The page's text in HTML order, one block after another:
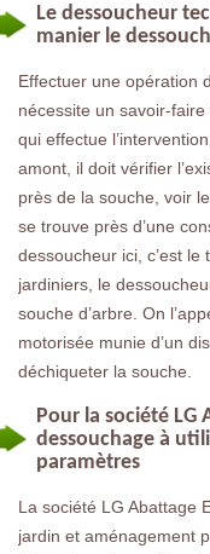
Le dessoucheur
manier le
Effectuer une opération
nécessite un savoir-
qui effectue
amont, il doit vérifier
près de la souche, voir
se trouve près d’une
dessoucheur ici, c’est
jardiniers, le
souche d’arbre. On
motorisée munie d’un
déchiqueter la souche.
Pour la société LG
dessouchage à
paramètres
La société LG Abattage
jardin et aménagement